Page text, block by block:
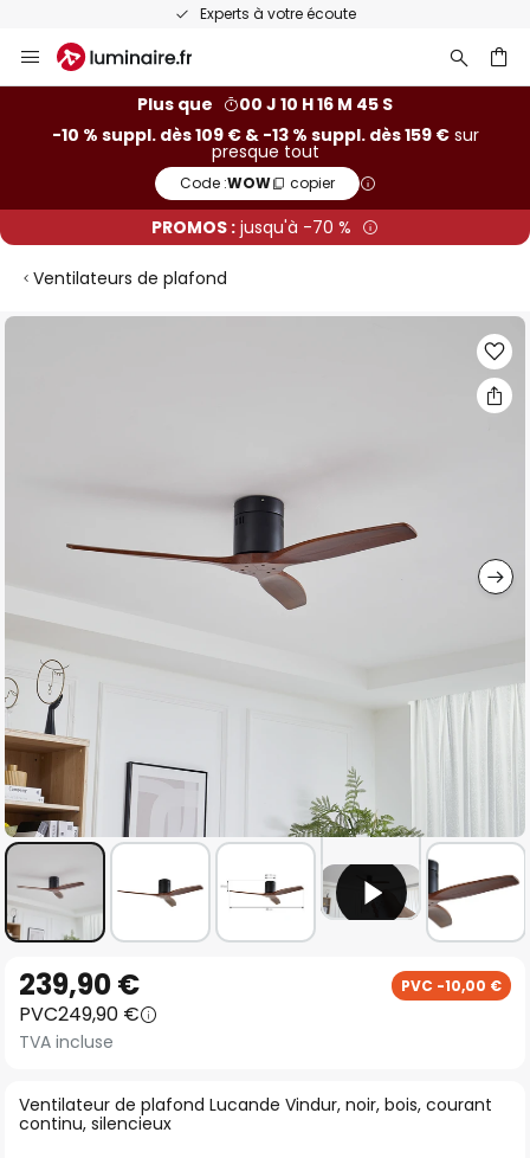
Experts à votre écoute
Allez
au
Plus que
00 J 10 H 16 M 44 S
-10 % suppl. dès 109 € & -13 % suppl. dès 159 €sur
presque tout
Code :WOW copier
PROMOS : jusqu'à -70 %
Ventilateurs de plafond
Skip
gallery
to
the
beginning
the
images
Ventilateur de plafond Lucande Vindur, noir, bois, courant
continu, silencieux
239,90 € PVC -10,00 €
PVC249,90 €
TVA incluse